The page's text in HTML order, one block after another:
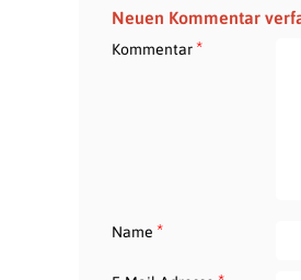
Neuen Kommentar
Kommentar*
Name *